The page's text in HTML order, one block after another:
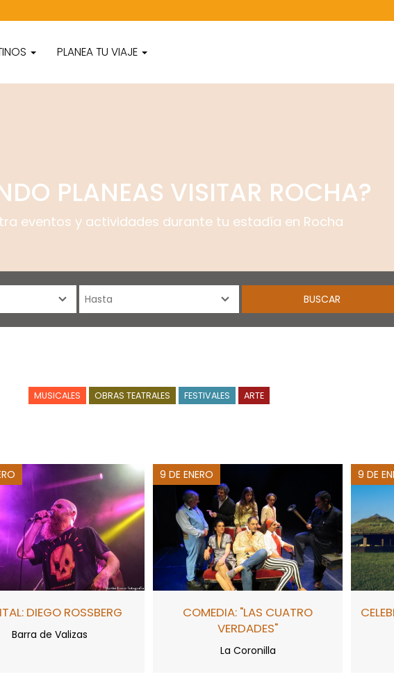
PLANEA TU VIAJE
PLANEAS VISITAR ROCHA?
eventos y actividades durante tu estadía en Rocha
MUSICALES OBRAS TEATRALES FESTIVALES ARTE
DIEGO ROSSBERG
Barra de Valizas
9 DE ENERO
COMEDIA: "LAS CUATRO
VERDADES"
La Coronilla
9 DE